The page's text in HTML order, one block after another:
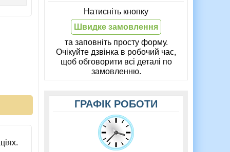
Натисніть кнопку
Швидке замовлення
та заповніть просту форму.
Очікуйте дзвінка в робочий час,
щоб обговорити всі деталі по
замовленню.
ГРАФІК РОБОТИ